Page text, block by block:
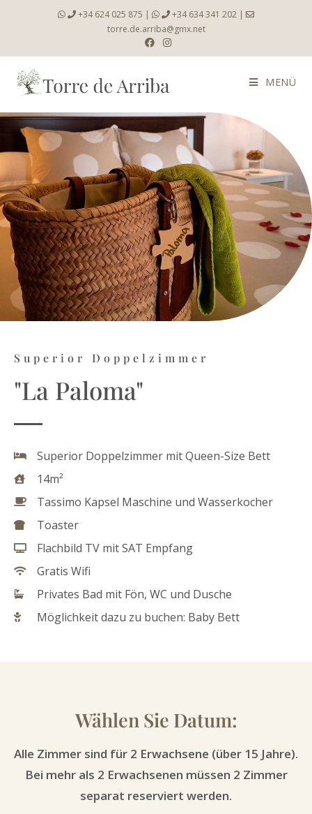
+34 624 025 875 | +34 634 341 202 |
torre.de.arriba@gmx.net
MENÜ
Superior Doppelzimmer
"La Paloma"
Superior Doppelzimmer mit Queen-Size Bett
14m²
Tassimo Kapsel Maschine und Wasserkocher
Toaster
Flachbild TV mit SAT Empfang
Gratis Wifi
Privates Bad mit Fön, WC und Dusche
Möglichkeit dazu zu buchen: Baby Bett
Wählen Sie Datum:
Alle Zimmer sind für 2 Erwachsene (über 15 Jahre).
Bei mehr als 2 Erwachsenen müssen 2 Zimmer
separat reserviert werden.